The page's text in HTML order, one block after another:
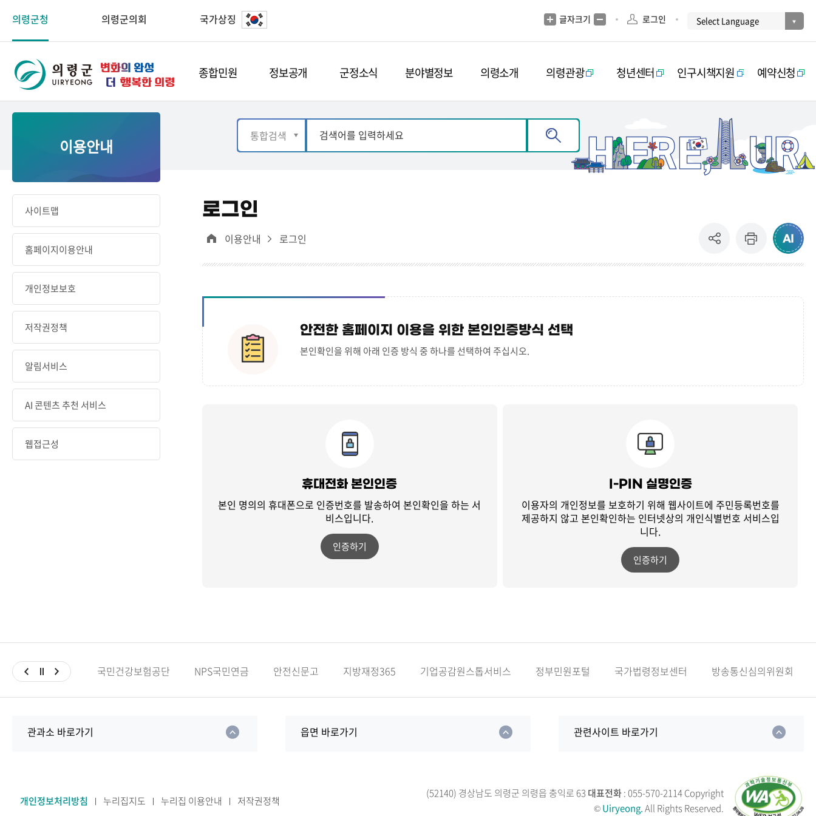
의령군청 의령군의회 국가상징 글자크기 로그인
종합민원 정보공개 군정소식 분야별정보 의령소개 의령관광 청년센터 인구시책지원 예약신청
이용안내
사이트맵
홈페이지이용안내
개인정보보호
저작권정책
알림서비스
AI 콘텐츠 추천 서비스
웹접근성
로그인
이용안내 로그인
안전한 홈페이지 이용을 위한 본인인증방식 선택
본인확인을 위해 아래 인증 방식 중 하나를 선택하여 주십시오.
휴대전화 본인인증
본인 명의의 휴대폰으로 인증번호를 발송하여본인확인을 하는 서
비스입니다.
인증하기
I-PIN 실명인증
이용자의 개인정보를 보호하기 위해 웹사이트에 주민등록번호를
제공하지 않고 본인확인하는 인터넷상의 개인식별번호 서비스입
니다.
인증하기
국민건강보험공단 NPS국민연금 안전신문고 지방재정365 기업공감원스톱서비스 정부민원포털 국가법령정보센터 방송통신심의위원회
관과소 바로가기 읍면 바로가기 관련사이트 바로가기
개인정보처리방침 누리집지도 누리집 이용안내 저작권정책
(52140) 경상남도 의령군 의령읍 충익로 63 대표전화: 055-570-2114Copyright
©Uiryeong.All Rights Reserved.